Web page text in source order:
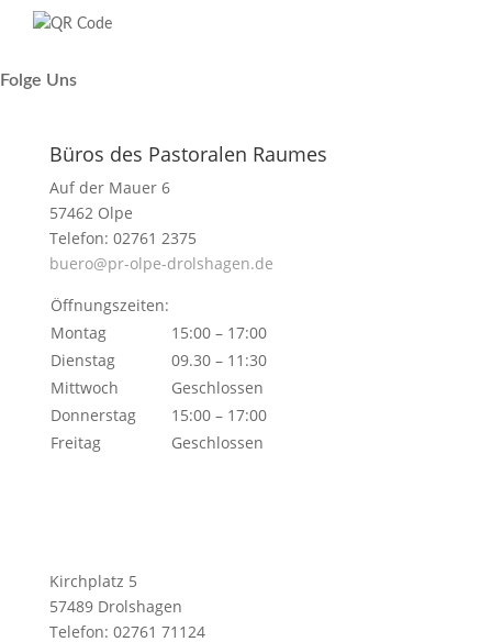
Folge Uns
Büros des Pastoralen Raumes
Auf der Mauer 6
57462 Olpe
Telefon: 02761 2375
buero@pr-olpe-drolshagen.de
Öffnungszeiten:
Montag
15:00 – 17:00
Dienstag
09.30 – 11:30
Mittwoch
Geschlossen
Donnerstag
15:00 – 17:00
Freitag
Geschlossen
Kirchplatz 5
57489 Drolshagen
Telefon: 02761 71124